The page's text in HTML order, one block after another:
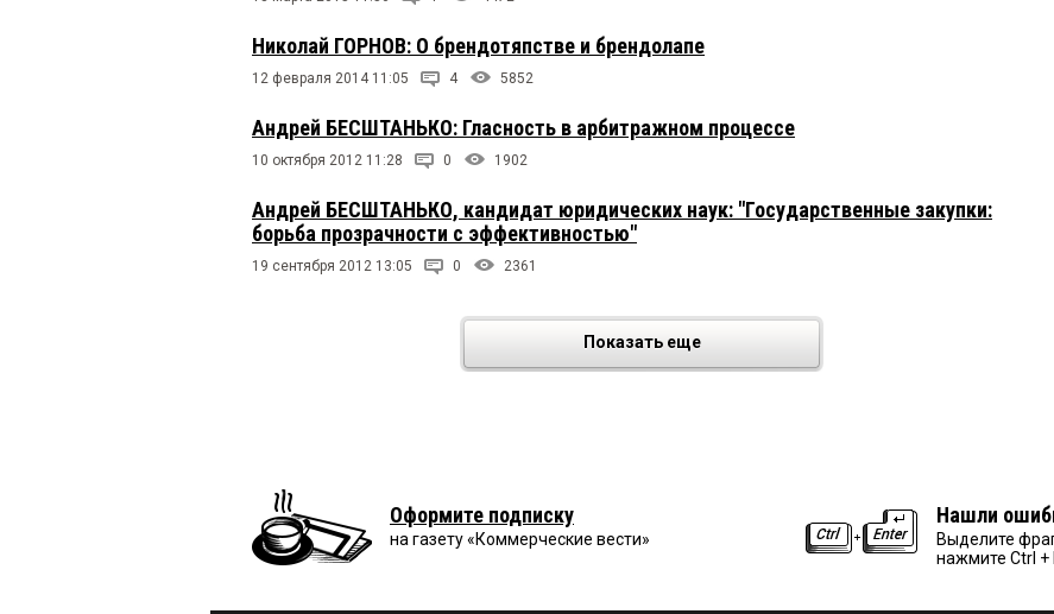
Николай ГОРНОВ: О брендотяпстве и брендолапе
12 февраля 2014 11:05 4 5852
Андрей БЕСШТАНЬКО: Гласность в арбитражном процессе
10 октября 2012 11:28 0 1902
Андрей БЕСШТАНЬКО, кандидат юридических наук: "Государственные закупки:
борьба прозрачности с эффективностью"
19 сентября 2012 13:05 0 2361
Показать еще
Оформите подписку
на газету «Коммерческие вести»
Нашли
Выделите
нажмите Ctrl +